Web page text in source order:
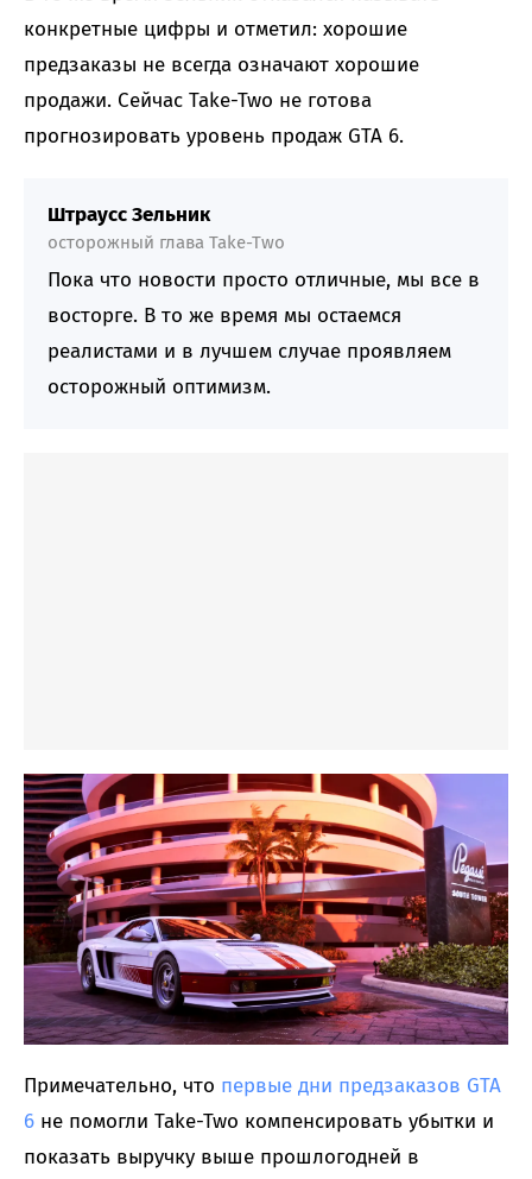
конкретные цифры и отметил: хорошие
предзаказы не всегда означают хорошие
продажи. Сейчас Take-Two не готова
прогнозировать уровень продаж GTA 6.
Штраусс Зельник
осторожный глава Take-Two
Пока что новости просто отличные, мы все в
восторге. В то же время мы остаемся
реалистами и в лучшем случае проявляем
осторожный оптимизм.
Примечательно, что первые дни предзаказов GTA
6 не помогли Take-Two компенсировать убытки и
показать выручку выше прошлогодней в